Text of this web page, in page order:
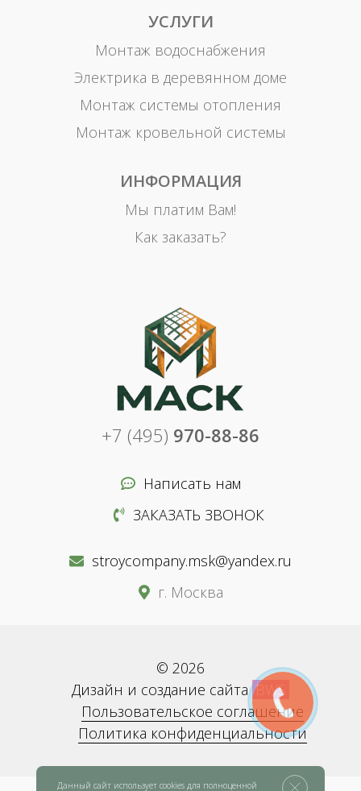
УСЛУГИ
Монтаж водоснабжения
Электрика в деревянном доме
Монтаж системы отопления
Монтаж кровельной системы
ИНФОРМАЦИЯ
Мы платим Вам!
Как заказать?
+7 (495) 970-88-86
Написать нам
ЗАКАЗАТЬ ЗВОНОК
stroycompany.msk@yandex.ru
г. Москва
© 2026
Дизайн и создание сайтаBWS
Пользовательское соглашение
Политика конфиденциальности
Данный сайт использует cookies для полноценной